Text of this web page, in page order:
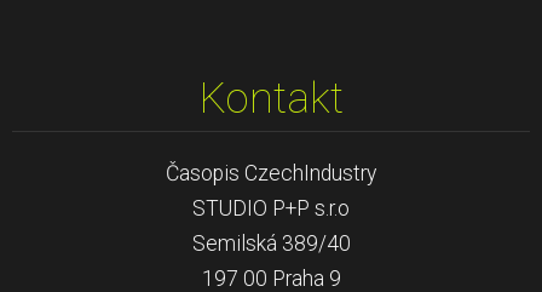
Kontakt
Časopis CzechIndustry
STUDIO P+P s.r.o
Semilská 389/40
197 00 Praha 9